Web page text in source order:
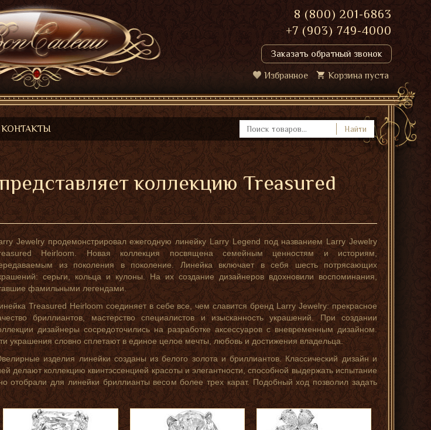
8 (800) 201-6863
+7 (903) 749-4000
Заказать обратный звонок
Избранное Корзина пуста
КОНТАКТЫ Найти
коллекцию Treasured
Jewelry продемонстрировал ежегодную линейку Larry Legend под названием Larry Jewelry
Heirloom. Новая коллекция посвящена семейным ценностям и историям,
из поколения в поколение. Линейка включает в себя шесть потрясающих
серьги, кольца и кулоны. На их создание дизайнеров вдохновили воспоминания,
фамильными легендами.
Treasured Heirloom соединяет в себе все, чем славится бренд Larry Jewelry: прекрасное
бриллиантов, мастерство специалистов и изысканность украшений. При создании
дизайнеры сосредоточились на разработке аксессуаров с вневременным дизайном.
украшения словно сплетают в единое целое мечты, любовь и достижения владельца.
изделия линейки созданы из белого золота и бриллиантов. Классический дизайн и
делают коллекцию квинтэссенцией красоты и элегантности, способной выдержать испытание
отобрали для линейки бриллианты весом более трех карат. Подобный ход позволил задать